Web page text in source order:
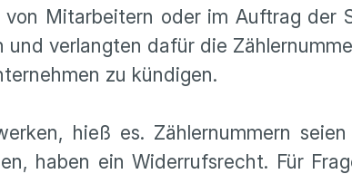
Mitarbeitern oder im Auftrag der
verlangten dafür die
zu kündigen.
hieß es. Zählernummern
haben ein Widerrufsrecht. Für